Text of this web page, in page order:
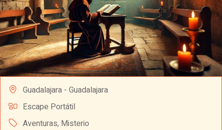
Guadalajara - Guadalajara
Escape Portátil
Aventuras, Misterio